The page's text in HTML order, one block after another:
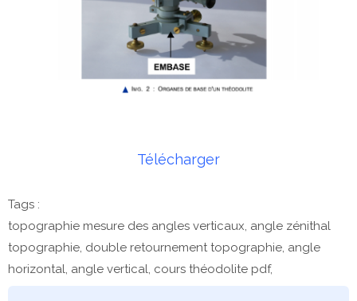
Télécharger
Tags :
topographie mesure des angles verticaux, angle zénithal
topographie, double retournement topographie, angle
horizontal, angle vertical, cours théodolite pdf,